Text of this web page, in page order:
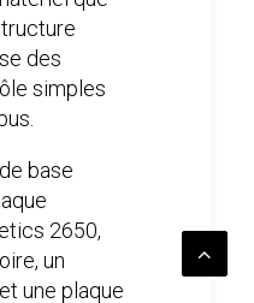
des
simples
base
2650,
un
une plaque